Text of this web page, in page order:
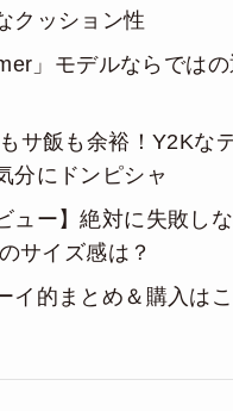
クッション性
」モデルならではの
サ飯も余裕！Y2Kな
分にドンピシャ
ュー】絶対に失敗し
サイズ感は？
イ的まとめ＆購入は